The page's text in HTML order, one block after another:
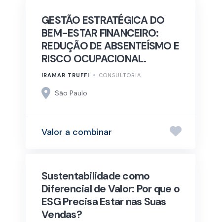
GESTÃO ESTRATÉGICA DO
BEM-ESTAR FINANCEIRO:
REDUÇÃO DE ABSENTEÍSMO E
RISCO OCUPACIONAL.
IRAMAR TRUFFI CONSULTORIA
São Paulo
Valor a combinar
Sustentabilidade como
Diferencial de Valor: Por que o
ESG Precisa Estar nas Suas
Vendas?